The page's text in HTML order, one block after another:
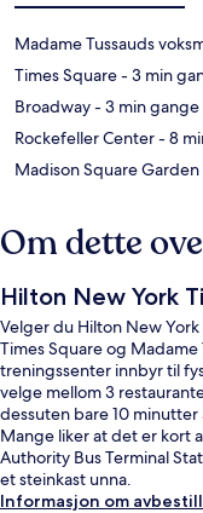
Madame Tussauds
Times Square- 3 min
Broadway- 3 min gange
Rockefeller Center- 8
Madison Square Garden
Om dette
Hilton New York
Velger du Hilton New
Times Square og
treningssenter innbyr til
velge mellom 3
dessuten bare 10
Mange liker at det er kort
Authority Bus Terminal
et steinkast unna.
Informasjon om